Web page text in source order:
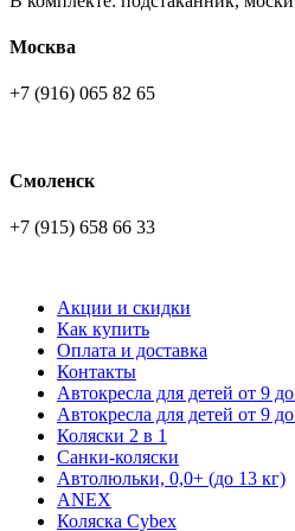
Москва
+7 (916) 065 82 65
Смоленск
+7 (915) 658 66 33
Акции и скидки
Как купить
Оплата и доставка
Контакты
Автокресла для детей от 9
Автокресла для детей от 9
Коляски 2 в 1
Санки-коляски
Автолюльки, 0,0+ (до 13 кг)
ANEX
Коляска Cybex